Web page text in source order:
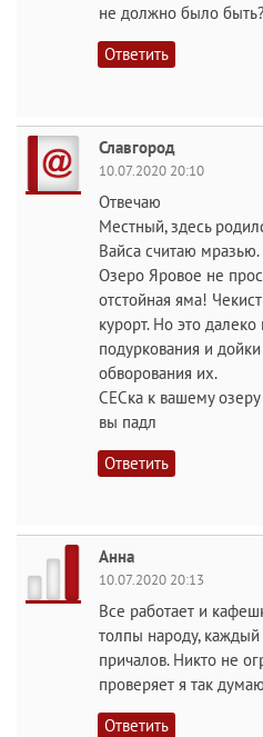
не должно было быть?
Ответить
Славгород
10.07.2020 20:10
Отвечаю
Местный, здесь
Вайса считаю мразью.
Озеро Яровое не
отстойная яма!
курорт. Но это
подуркования и
обворования их.
СЕСка к вашему
вы падл
Ответить
Анна
10.07.2020 20:13
Все работает и
толпы народу,
причалов. Никто не
проверяет я так
Ответить